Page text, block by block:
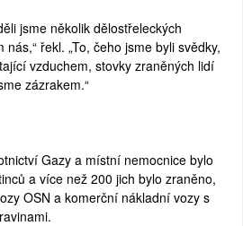
jsme několik dělostřeleckých
řekl. „To, čeho jsme byli svědky,
vzduchem, stovky zraněných lidí
zázrakem.“
Gazy a místní nemocnice bylo
a více než 200 jich bylo zraněno,
OSN a komerční nákladní vozy s